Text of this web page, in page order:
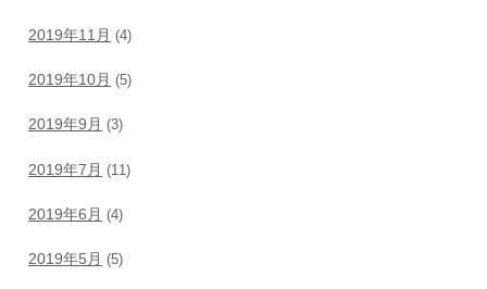
2019年11月 (4)
2019年10月 (5)
2019年9月 (3)
2019年7月 (11)
2019年6月 (4)
2019年5月 (5)